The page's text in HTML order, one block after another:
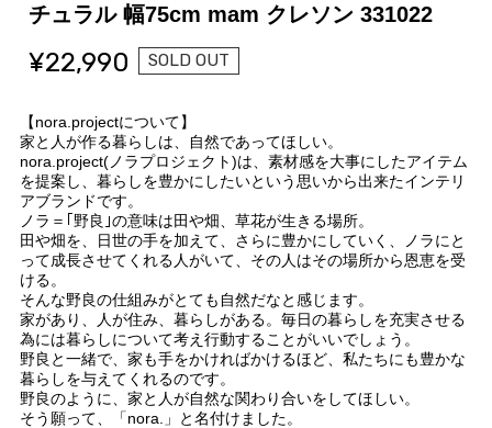
チュラル 幅75cm mam クレソン 331022
¥22,990 SOLD OUT
【nora.projectについて】
家と人が作る暮らしは、自然であってほしい。
nora.project(ノラプロジェクト)は、素材感を大事にしたアイテム
を提案し、暮らしを豊かにしたいという思いから出来たインテリ
アブランドです。
ノラ＝｢野良｣の意味は田や畑、草花が生きる場所。
田や畑を、日世の手を加えて、さらに豊かにしていく、ノラにと
って成長させてくれる人がいて、その人はその場所から恩恵を受
ける。
そんな野良の仕組みがとても自然だなと感じます。
家があり、人が住み、暮らしがある。毎日の暮らしを充実させる
為には暮らしについて考え行動することがいいでしょう。
野良と一緒で、家も手をかければかけるほど、私たちにも豊かな
暮らしを与えてくれるのです。
野良のように、家と人が自然な関わり合いをしてほしい。
そう願って、「nora.」と名付けました。